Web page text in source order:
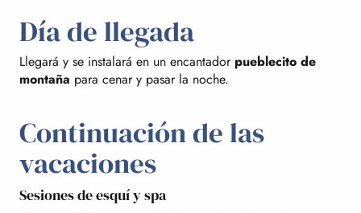
Día de llegada
Llegará y se instalará en un encantador pueblecito de
montaña para cenar y pasar la noche.
Continuación de las
vacaciones
Sesiones de esquí y spa